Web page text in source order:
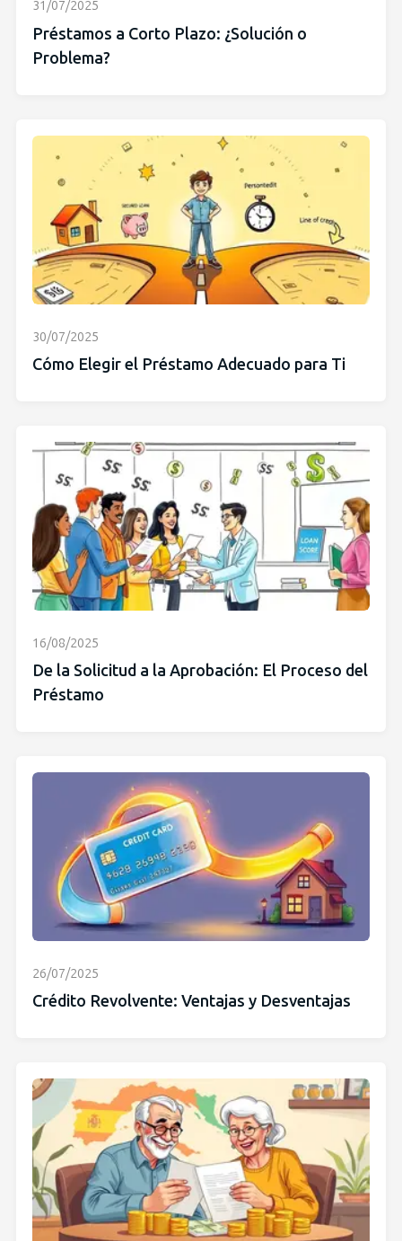
31/07/2025
Préstamos a Corto Plazo: ¿Solución o
Problema?
30/07/2025
Cómo Elegir el Préstamo Adecuado para Ti
16/08/2025
De la Solicitud a la Aprobación: El Proceso del
Préstamo
26/07/2025
Crédito Revolvente: Ventajas y Desventajas